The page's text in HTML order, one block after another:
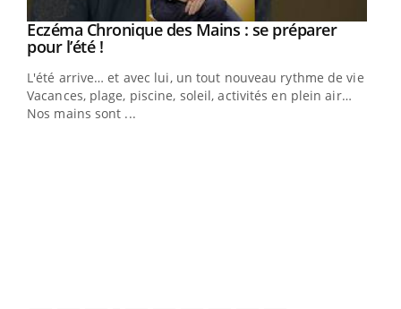
Youtube
Eczéma Chronique des Mains : se préparer
pour l’été !Youtube
L'été arrive… et avec lui, un tout nouveau rythme de vie !
Vacances, plage, piscine, soleil, activités en plein air…
Nos mains sont ...